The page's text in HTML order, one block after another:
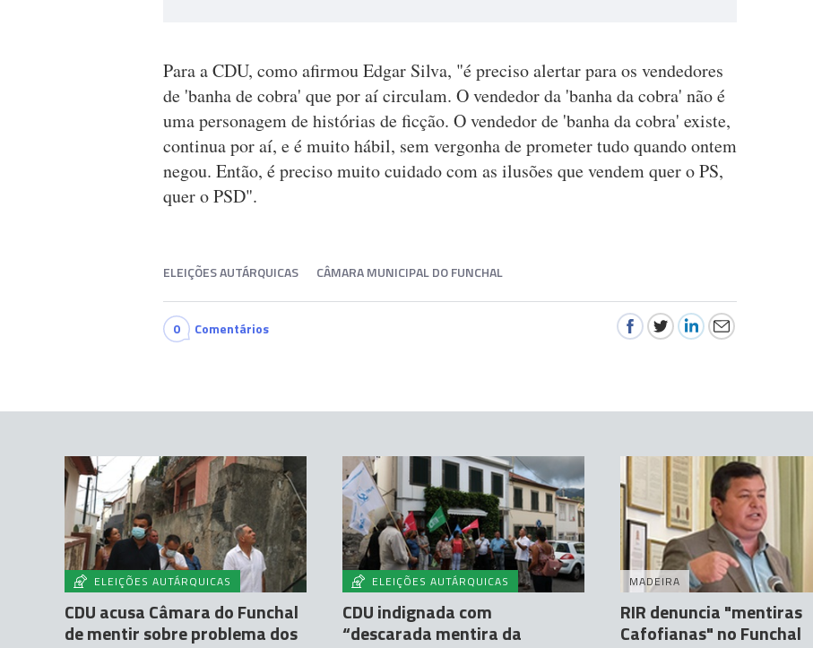
Para a CDU, como afirmou Edgar Silva, "é preciso alertar para os vendedores
de 'banha de cobra' que por aí circulam. O vendedor da 'banha da cobra' não é
uma personagem de histórias de ficção. O vendedor de 'banha da cobra' existe,
continua por aí, e é muito hábil, sem vergonha de prometer tudo quando ontem
negou. Então, é preciso muito cuidado com as ilusões que vendem quer o PS,
quer o PSD".
ELEIÇÕES AUTÁRQUICAS CÂMARA MUNICIPAL DO FUNCHAL
0 Comentários
ELEIÇÕES AUTÁRQUICAS
CDU acusa Câmara do Funchal
de mentir sobre problema dos
ELEIÇÕES AUTÁRQUICAS
CDU indignada com
“descarada mentira da
MADEIRA
RIR denuncia "mentiras
Cafofianas" no Funchal